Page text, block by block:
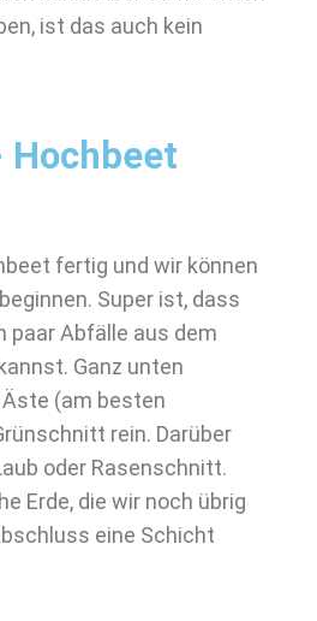
ist das auch kein
fertig und wir können
Super ist, dass
paar Abfälle aus dem
Ganz unten
(am besten
rein. Darüber
oder Rasenschnitt.
Erde, die wir noch übrig
eine Schicht